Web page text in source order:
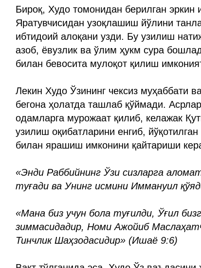
Бироқ, Худо томонидан берилган эркин
Яратувчисидан узоқлашиш йўлини
ибтидоий алоқани узди. Бу узилиш
азоб, ёвузлик ва ўлим ҳукм сура
билан бевосита мулоқот қилиш
Лекин Худо Ўзининг чексиз муҳаббати
бегона ҳолатда ташлаб қўймади.
одамларга мурожаат қилиб, келажак
узилиш оқибатларини енгиб,
билан ярашиш имконини қайтариши
«Энди Раббийнинг Ўзи сизларга
туғади ва Унинг исмини Иммануил
«Мана биз учун бола туғилди, Ўғил
зиммасидадир, Номи Ажойиб
Тинчлик Шаҳзодасидир» (Ишаё 9:6)